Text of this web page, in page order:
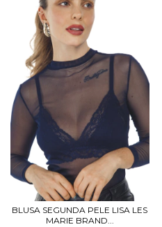
BLUSA SEGUNDA PELE LISA LES
MARIE BRAND...